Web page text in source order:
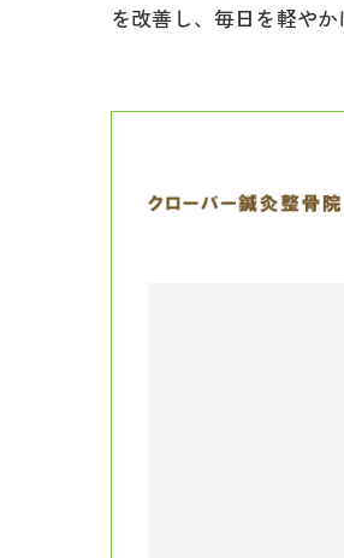
を改善し、毎日を軽や